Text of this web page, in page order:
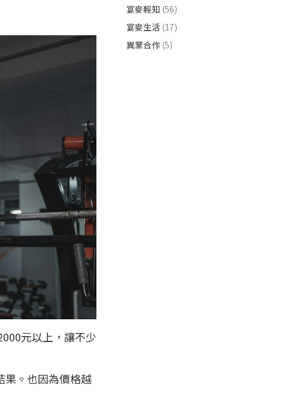
元以上，讓不少
果。也因為價格越
宴麥輕知 (56)
宴麥生活 (17)
異業合作 (5)